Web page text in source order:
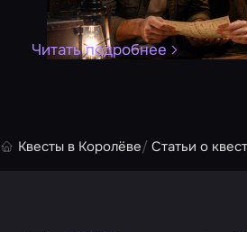
Читать подробнее
Квесты в Королёве Статьи о